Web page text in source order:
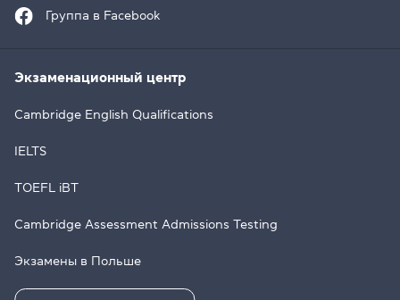
Группа в Facebook
Экзаменационный центр
Cambridge English Qualifications
IELTS
TOEFL iBT
Cambridge Assessment Admissions Testing
Экзамены в Польше